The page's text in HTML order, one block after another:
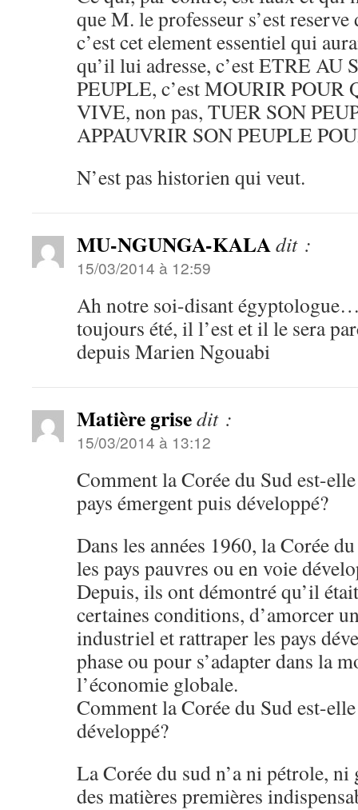
que M. le professeur s’est
c’est cet element essentiel qui
qu’il lui adresse, c’est ETRE AU
PEUPLE, c’est MOURIR POUR
VIVE, non pas, TUER SON
APPAUVRIR SON PEUPLE
N’est pas historien qui veut.
MU-NGUNGA-KALAdit :
15/03/2014 à 12:59
Ah notre soi-disant
toujours été, il l’est et il le sera
depuis Marien Ngouabi
Matière grisedit :
15/03/2014 à 13:12
Comment la Corée du Sud est-
pays émergent puis développé?
Dans les années 1960, la Corée
les pays pauvres ou en voie
Depuis, ils ont démontré qu’il
certaines conditions, d’amorcer
industriel et rattraper les pays
phase ou pour s’adapter dans la
l’économie globale.
Comment la Corée du Sud est-
développé?
La Corée du sud n’a ni pétrole, ni
des matières premières